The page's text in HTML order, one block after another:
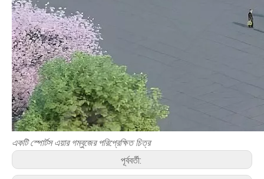
একটি স্পোর্টস এয়ার গম্বুজের পরিপ্রেক্ষিত চিত্র
পূর্ববর্তী: